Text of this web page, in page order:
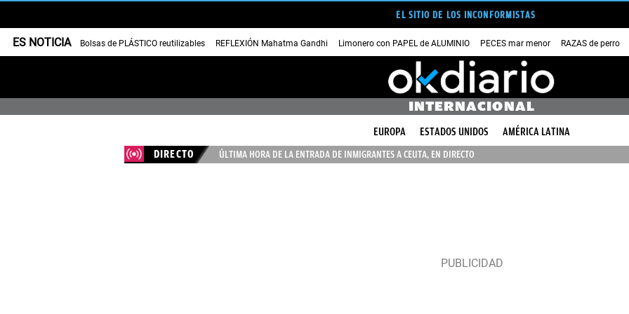
EL SITIO DE LOS INCONFORMISTAS
ES NOTICIA Bolsas de PLÁSTICO reutilizables REFLEXIÓN Mahatma Gandhi Limonero con PAPEL de ALUMINIO PECES mar menor RAZAS de perro
INTERNACIONAL
EUROPA ESTADOS UNIDOS
AMÉRICA LATINA
DIRECTO
ÚLTIMA HORA DE LA ENTRADA DE INMIGRANTES A CEUTA, EN DIRECTO